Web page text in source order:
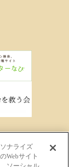
ナライズ
Webサイト